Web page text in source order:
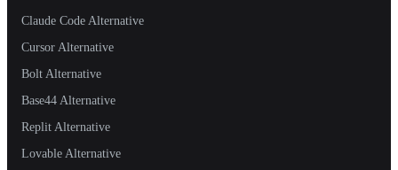
Claude Code Alternative
Cursor Alternative
Bolt Alternative
Base44 Alternative
Replit Alternative
Lovable Alternative